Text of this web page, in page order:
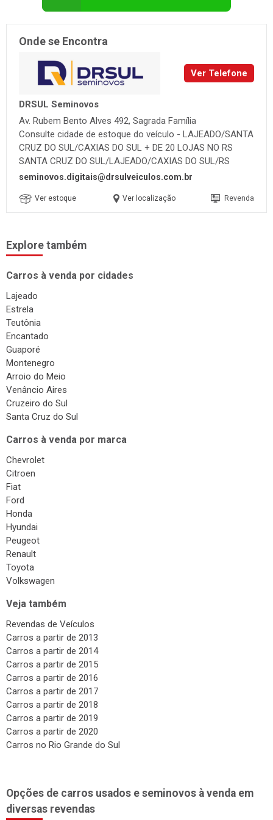
Onde se Encontra
Ver Telefone
DRSUL Seminovos
Av. Rubem Bento Alves 492, Sagrada Família
Consulte cidade de estoque do veículo - LAJEADO/SANTA
CRUZ DO SUL/CAXIAS DO SUL + DE 20 LOJAS NO RS
SANTA CRUZ DO SUL/LAJEADO/CAXIAS DO SUL/RS
seminovos.digitais@drsulveiculos.com.br
Ver estoque Ver localização Revenda
Explore também
Carros à venda por cidades
Lajeado
Estrela
Teutônia
Encantado
Guaporé
Montenegro
Arroio do Meio
Venâncio Aires
Cruzeiro do Sul
Santa Cruz do Sul
Carros à venda por marca
Chevrolet
Citroen
Fiat
Ford
Honda
Hyundai
Peugeot
Renault
Toyota
Volkswagen
Veja também
Revendas de Veículos
Carros a partir de 2013
Carros a partir de 2014
Carros a partir de 2015
Carros a partir de 2016
Carros a partir de 2017
Carros a partir de 2018
Carros a partir de 2019
Carros a partir de 2020
Carros no Rio Grande do Sul
Opções de carros usados e seminovos à venda em
diversas revendas